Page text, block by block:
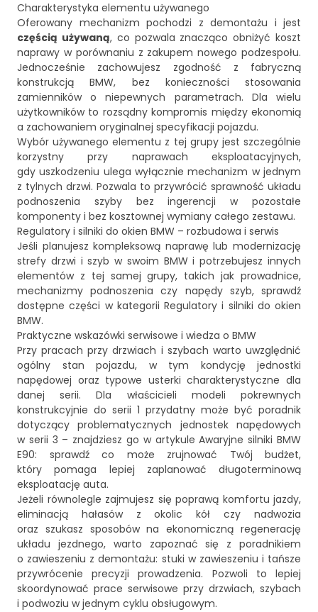
Charakterystyka elementu używanego
Oferowany mechanizm pochodzi z demontażu i jest
częścią używaną, co pozwala znacząco obniżyć koszt
naprawy w porównaniu z zakupem nowego podzespołu.
Jednocześnie zachowujesz zgodność z fabryczną
konstrukcją BMW, bez konieczności stosowania
zamienników o niepewnych parametrach. Dla wielu
użytkowników to rozsądny kompromis między ekonomią
a zachowaniem oryginalnej specyfikacji pojazdu.
Wybór używanego elementu z tej grupy jest szczególnie
korzystny przy naprawach eksploatacyjnych,
gdy uszkodzeniu ulega wyłącznie mechanizm w jednym
z tylnych drzwi. Pozwala to przywrócić sprawność układu
podnoszenia szyby bez ingerencji w pozostałe
komponenty i bez kosztownej wymiany całego zestawu.
Regulatory i silniki do okien BMW – rozbudowa i serwis
Jeśli planujesz kompleksową naprawę lub modernizację
strefy drzwi i szyb w swoim BMW i potrzebujesz innych
elementów z tej samej grupy, takich jak prowadnice,
mechanizmy podnoszenia czy napędy szyb, sprawdź
dostępne części w kategorii Regulatory i silniki do okien
BMW.
Praktyczne wskazówki serwisowe i wiedza o BMW
Przy pracach przy drzwiach i szybach warto uwzględnić
ogólny stan pojazdu, w tym kondycję jednostki
napędowej oraz typowe usterki charakterystyczne dla
danej serii. Dla właścicieli modeli pokrewnych
konstrukcyjnie do serii 1 przydatny może być poradnik
dotyczący problematycznych jednostek napędowych
w serii 3 – znajdziesz go w artykuleAwaryjne silniki BMW
E90: sprawdź co może zrujnować Twój budżet,
który pomaga lepiej zaplanować długoterminową
eksploatację auta.
Jeżeli równolegle zajmujesz się poprawą komfortu jazdy,
eliminacją hałasów z okolic kół czy nadwozia
oraz szukasz sposobów na ekonomiczną regenerację
układu jezdnego, warto zapoznać się z poradnikiem
o zawieszeniu z demontażu: stuki w zawieszeniu i tańsze
przywrócenie precyzji prowadzenia. Pozwoli to lepiej
skoordynować prace serwisowe przy drzwiach, szybach
i podwoziu w jednym cyklu obsługowym.